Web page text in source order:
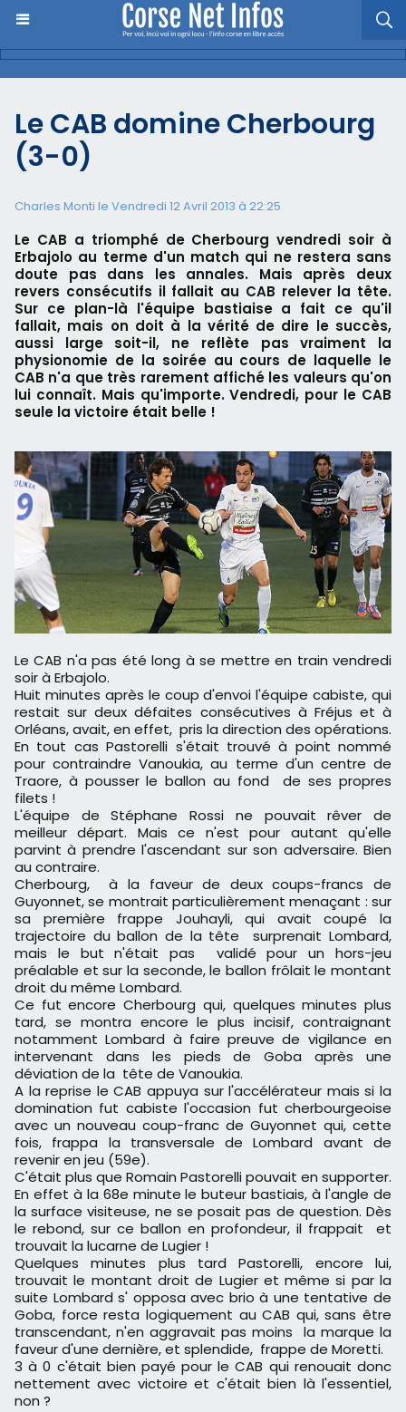
Le CAB domine Cherbourg
(3-0)
Charles Monti le Vendredi 12 Avril 2013 à 22:25
Le CAB a triomphé de Cherbourg vendredi soir à
Erbajolo au terme d'un match qui ne restera sans
doute pas dans les annales. Mais après deux
revers consécutifs il fallait au CAB relever la tête.
Sur ce plan-là l'équipe bastiaise a fait ce qu'il
fallait, mais on doit à la vérité de dire le succès,
aussi large soit-il, ne reflète pas vraiment la
physionomie de la soirée au cours de laquelle le
CAB n'a que très rarement affiché les valeurs qu'on
lui connaît. Mais qu'importe. Vendredi, pour le CAB
seule la victoire était belle !
Le CAB n'a pas été long à se mettre en train vendredi
soir à Erbajolo.
Huit minutes après le coup d'envoi l'équipe cabiste, qui
restait sur deux défaites consécutives à Fréjus et à
Orléans, avait, en effet, pris la direction des opérations.
En tout cas Pastorelli s'était trouvé à point nommé
pour contraindre Vanoukia, au terme d'un centre de
Traore, à pousser le ballon au fond de ses propres
filets !
L'équipe de Stéphane Rossi ne pouvait rêver de
meilleur départ. Mais ce n'est pour autant qu'elle
parvint à prendre l'ascendant sur son adversaire. Bien
au contraire.
Cherbourg, à la faveur de deux coups-francs de
Guyonnet, se montrait particulièrement menaçant : sur
sa première frappe Jouhayli, qui avait coupé la
trajectoire du ballon de la tête surprenait Lombard,
mais le but n'était pas validé pour un hors-jeu
préalable et sur la seconde, le ballon frôlait le montant
droit du même Lombard.
Ce fut encore Cherbourg qui, quelques minutes plus
tard, se montra encore le plus incisif, contraignant
notamment Lombard à faire preuve de vigilance en
intervenant dans les pieds de Goba après une
déviation de la tête de Vanoukia.
A la reprise le CAB appuya sur l'accélérateur mais si la
domination fut cabiste l'occasion fut cherbourgeoise
avec un nouveau coup-franc de Guyonnet qui, cette
fois, frappa la transversale de Lombard avant de
revenir en jeu (59e).
C'était plus que Romain Pastorelli pouvait en supporter.
En effet à la 68e minute le buteur bastiais, à l'angle de
la surface visiteuse, ne se posait pas de question. Dès
le rebond, sur ce ballon en profondeur, il frappait et
trouvait la lucarne de Lugier !
Quelques minutes plus tard Pastorelli, encore lui,
trouvait le montant droit de Lugier et même si par la
suite Lombard s' opposa avec brio à une tentative de
Goba, force resta logiquement au CAB qui, sans être
transcendant, n'en aggravait pas moins la marque la
faveur d'une dernière, et splendide, frappe de Moretti.
3 à 0 c'était bien payé pour le CAB qui renouait donc
nettement avec victoire et c'était bien là l'essentiel,
non ?